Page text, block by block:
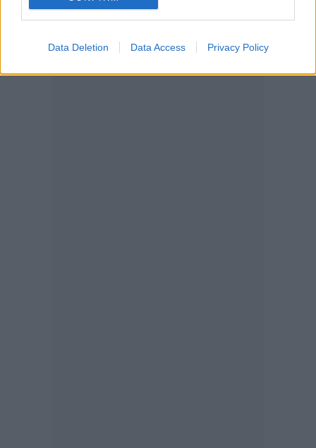
Data Deletion Data Access Privacy Policy